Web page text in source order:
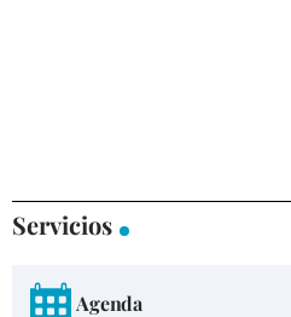
Servicios
Agenda